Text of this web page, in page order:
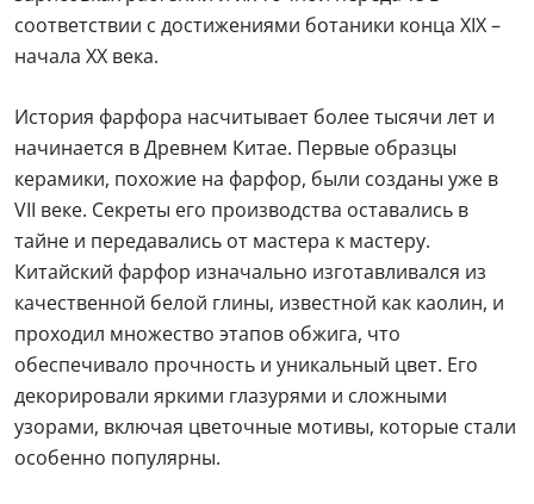
соответствии с достижениями ботаники конца XIX –
начала XX века.
История фарфора насчитывает более тысячи лет и
начинается в Древнем Китае. Первые образцы
керамики, похожие на фарфор, были созданы уже в
VII веке. Секреты его производства оставались в
тайне и передавались от мастера к мастеру.
Китайский фарфор изначально изготавливался из
качественной белой глины, известной как каолин, и
проходил множество этапов обжига, что
обеспечивало прочность и уникальный цвет. Его
декорировали яркими глазурями и сложными
узорами, включая цветочные мотивы, которые стали
особенно популярны.